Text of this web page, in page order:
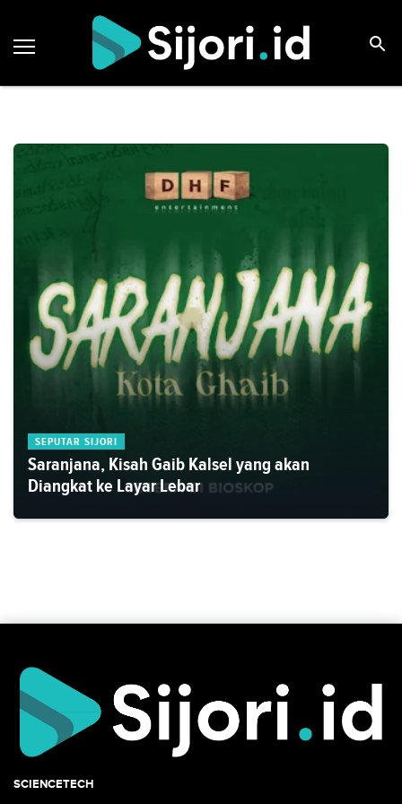
SEPUTAR SIJORI
Saranjana, Kisah Gaib Kalsel yang akan
Diangkat ke Layar Lebar
SCIENCETECH